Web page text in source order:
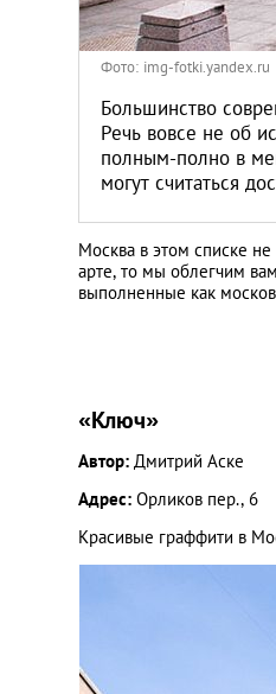
Санкт-
Фото: img-fotki.yandex.ru
Большинство
Речь вовсе не об
полным-полно в
могут считаться
Москва в этом списке
арте, то мы облегчим
выполненные как
«Ключ»
Автор: Дмитрий Аске
Адрес: Орликов пер., 6
Красивые граффити в